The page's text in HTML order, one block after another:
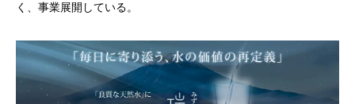
く、事業展開している。